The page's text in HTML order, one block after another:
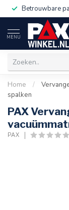
Betrouwbare
MENU
Home /
spalken
PAX
PAX